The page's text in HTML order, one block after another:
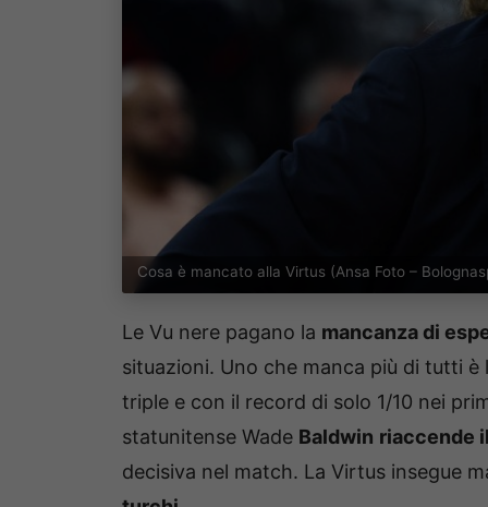
Cosa è mancato alla Virtus (Ansa Foto –
Le Vu nere pagano la mancanza di
situazioni. Uno che manca più di tutti è
triple e con il record di solo 1/10 nei
statunitense Wade Baldwin riaccende
decisiva nel match. La Virtus insegue